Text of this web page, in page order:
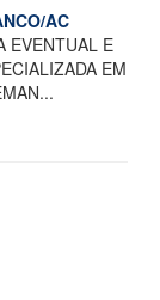
AC
EVENTUAL E
EM